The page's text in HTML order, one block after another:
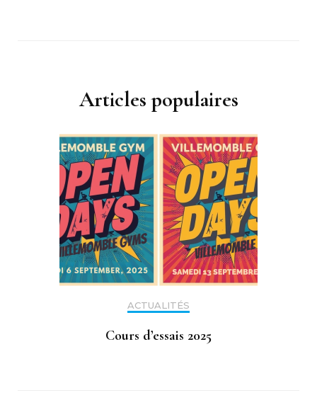
Articles populaires
ACTUALITÉS
Cours d’essais 2025